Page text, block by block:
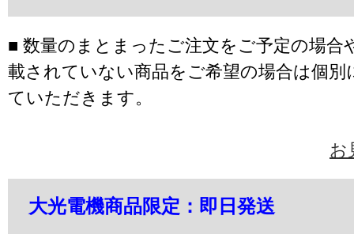
■ 数量のまとまったご注文をご予定の場合
載されていない商品をご希望の場合は個別
ていただきます。
お
大光電機商品限定：即日発送